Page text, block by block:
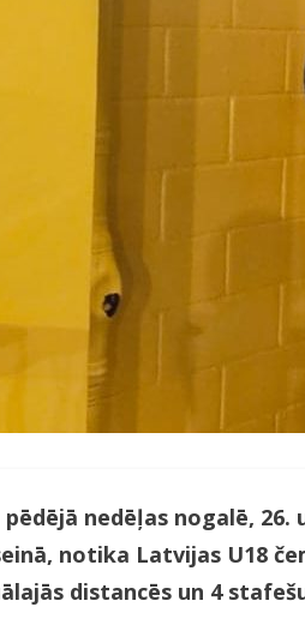
pēdējā nedēļas nogalē,
notika Latvijas U18
distancēs un 4